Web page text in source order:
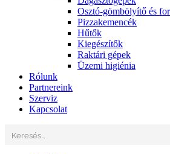
Osztó-gömbölyítő és
Pizzakemencék
Hűtők
Kiegészítők
Raktári gépek
Üzemi higiénia
Rólunk
Partnereink
Szerviz
Kapcsolat